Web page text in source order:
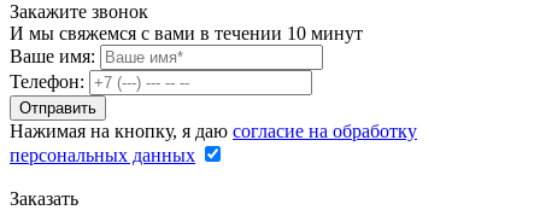
Закажите звонок
И мы свяжемся с вами в течении 10 минут
Ваше имя:
Телефон:
Нажимая на кнопку, я даю согласие на обработку
персональных данных
Заказать